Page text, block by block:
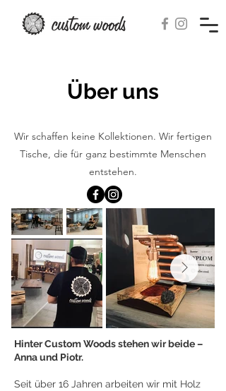
Über uns
Wir schaffen keine Kollektionen. Wir fertigen
Tische, die für ganz bestimmte Menschen
entstehen.
Hinter Custom Woods stehen wir beide –
Anna und Piotr.
Seit über 16 Jahren arbeiten wir mit Holz